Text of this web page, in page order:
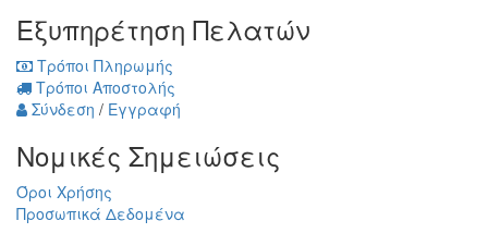
Εξυπηρέτηση Πελατών
Τρόποι Πληρωμής
Τρόποι Αποστολής
Σύνδεση / Εγγραφή
Νομικές Σημειώσεις
Όροι Χρήσης
Προσωπικά Δεδομένα